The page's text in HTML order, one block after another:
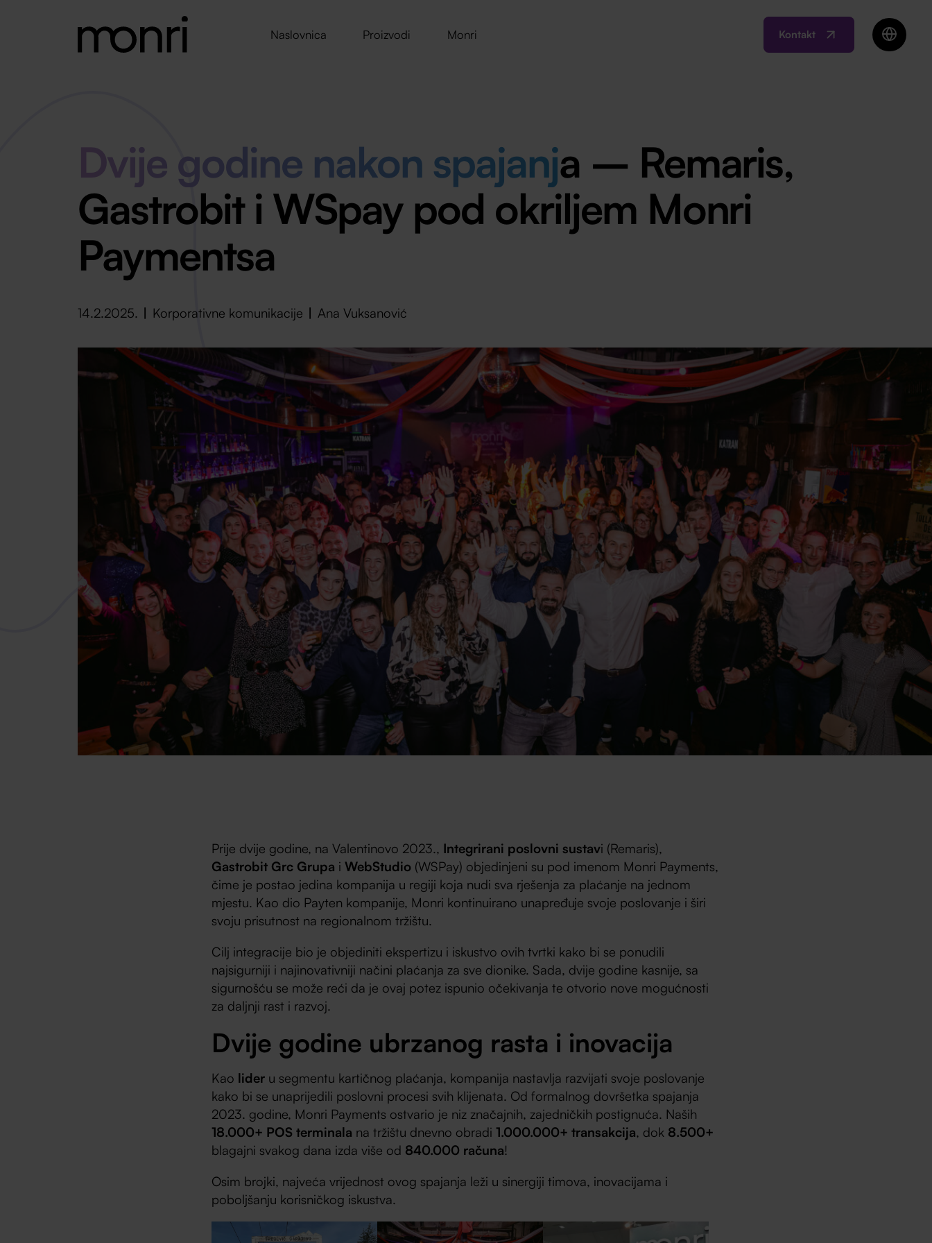
Naslovnica Proizvodi Monri Kontakt
Dvije godine nakon spajanja – Remaris,
Gastrobit i WSpay pod okriljem Monri
Paymentsa
14.2.2025. Korporativne komunikacije Ana Vuksanović
Prije dvije godine, na Valentinovo 2023., Integrirani poslovni sustavi (Remaris),
Gastrobit Grc Grupa iWebStudio (WSPay) objedinjeni su pod imenom Monri Payments,
čime je postao jedina kompanija u regiji koja nudi sva rješenja za plaćanje na jednom
mjestu. Kao dio Payten kompanije, Monri kontinuirano unapređuje svoje poslovanje i širi
svoju prisutnost na regionalnom tržištu.
Cilj integracije bio je objediniti ekspertizu i iskustvo ovih tvrtki kako bi se ponudili
najsigurniji i najinovativniji načini plaćanja za sve dionike. Sada, dvije godine kasnije, sa
sigurnošću se može reći da je ovaj potez ispunio očekivanja te otvorio nove mogućnosti
za daljnji rast i razvoj.
Dvije godine ubrzanog rasta i inovacija
Kao lider u segmentu kartičnog plaćanja, kompanija nastavlja razvijati svoje poslovanje
kako bi se unaprijedili poslovni procesi svih klijenata. Od formalnog dovršetka spajanja
2023. godine, Monri Payments ostvario je niz značajnih, zajedničkih postignuća. Naših
18.000+ POS terminala na tržištu dnevno obradi1.000.000+ transakcija, dok 8.500+
blagajni svakog dana izda više od 840.000 računa!
Osim brojki, najveća vrijednost ovog spajanja leži u sinergiji timova, inovacijama i
poboljšanju korisničkog iskustva.